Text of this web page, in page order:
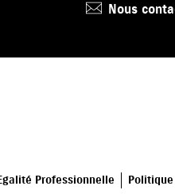
Nous
Professionnelle Politique